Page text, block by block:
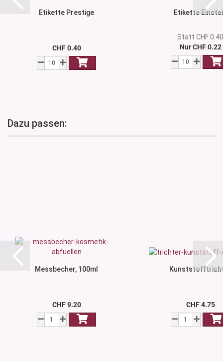
Etikette Prestige
CHF 0.40
Etikette
Statt CHF
Nur CHF 0.22
Dazu passen:
Messbecher, 100ml
CHF 9.20 CHF 4.75